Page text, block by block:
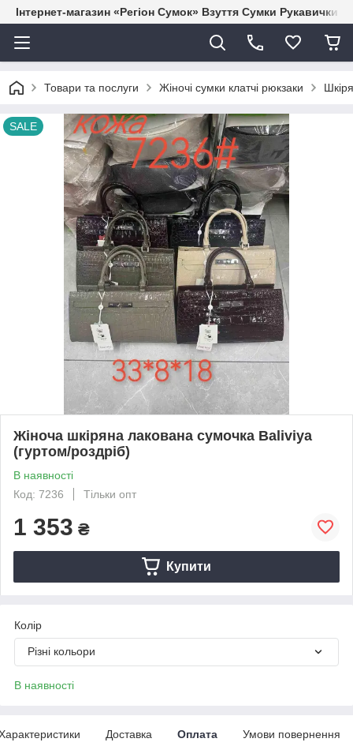
Інтернет-магазин «Регіон Сумок» Взуття Сумки Рукавички
Товари та послуги Жіночі сумки клатчі рюкзаки
SALE
Жіноча шкіряна лакована сумочка Baliviya
(гуртом/роздріб)
В наявності
Код: 7236
Тільки опт
1 353 ₴
Купити
Колір
Різні кольори
В наявності
Доставка Оплата Умови повернення